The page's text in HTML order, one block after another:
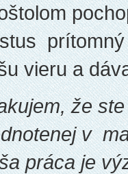
prítomný
vieru a
že
v
práca je